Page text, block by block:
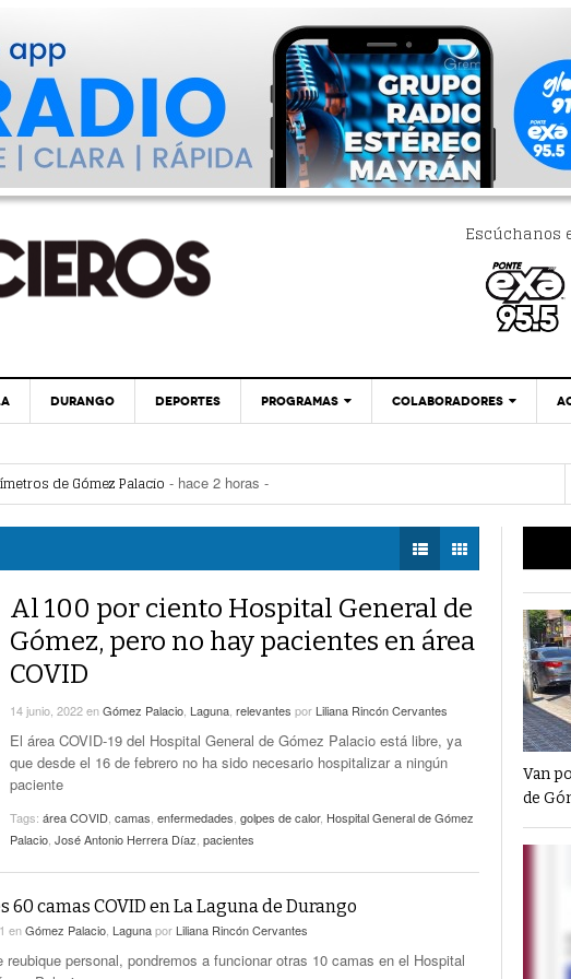
Escúchanos
Páginas Fraudulentas - hace 3 horas -
hace 5 horas -
Hay Que Esperar A Que Se Pongan De
Acuerdo Los Alcaldes: Presidente De La
hace 6 horas -
Van Más De 4 Mil Taxis Verificados En Torreón.
Sigue El Robo De Catalizadores
DURANGO DEPORTES PROGRAMAS
GLOBO
TWEETS AND
LA MEJOR 97.1
ESTÉREO GALLITO
COLABORADORES
de Gómez Palacio- hace 2 horas -
páginas fraudulentas - hace 3 horas -
programadas en Gómez Palacio- hace 3 horas -
obliga a Lerdo a ajustar finanzas e incrementar recaudación- hace 5
las víctimas y contra la tortura
Al 100 por ciento Hospital General de
Gómez, pero no hay pacientes en área
COVID
14 junio, 2022enGómez Palacio Laguna relevantes por Liliana Rincón Cervantes
El área COVID-19 del Hospital General de Gómez Palacio está libre, ya
que desde el 16 de febrero no ha sido necesario hospitalizar a ningún
paciente
Tags: área COVID camas enfermedades golpes de calor, Hospital General de Gómez
Palacio José Antonio Herrera Díaz pacientes
60 camas COVID en La Laguna de Durango
enGómez Palacio Lagunapor Liliana Rincón Cervantes
reubique personal, pondremos a funcionar otras 10 camas en el Hospital
Van
de